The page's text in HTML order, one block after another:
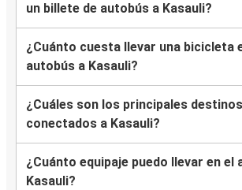
un billete de autobús a Kasauli?
¿Cuánto cuesta llevar una bicicleta
autobús a Kasauli?
¿Cuáles son los principales destinos
conectados a Kasauli?
¿Cuánto equipaje puedo llevar en el
Kasauli?